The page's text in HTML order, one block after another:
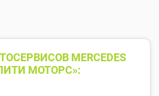
MERCEDES
МОТОРС»: